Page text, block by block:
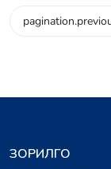
ЗОРИЛГО